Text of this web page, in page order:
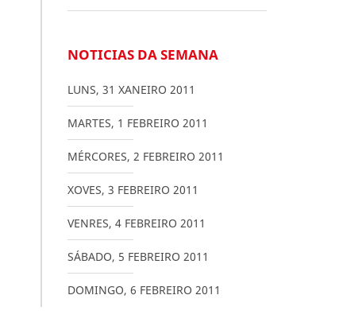
NOTICIAS DA SEMANA
LUNS, 31 XANEIRO 2011
MARTES, 1 FEBREIRO 2011
MÉRCORES, 2 FEBREIRO 2011
XOVES, 3 FEBREIRO 2011
VENRES, 4 FEBREIRO 2011
SÁBADO, 5 FEBREIRO 2011
DOMINGO, 6 FEBREIRO 2011